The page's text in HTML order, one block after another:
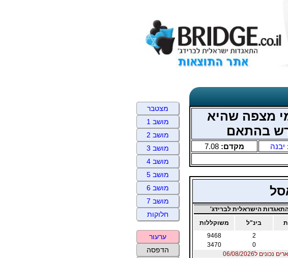
מצפה שהיא
בהתאם
יבנה מקדם: 7.08
הישראלית לברידג'
בינ"ל
משוקללות
2
9468
0
3470
ל06/08/2026
מצטבר
מושב 1
מושב 2
מושב 3
מושב 4
מושב 5
מושב 6
מושב 7
חלוקות
ערעור
הדפסה